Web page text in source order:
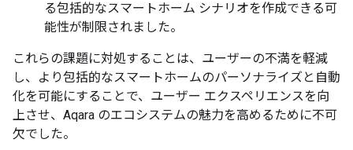
る包括的なスマートホーム シナリオを作成できる可
能性が制限されました。
これらの課題に対処することは、ユーザーの不満を軽減
し、より包括的なスマートホームのパーソナライズと自動
化を可能にすることで、ユーザー エクスペリエンスを向
上させ、Aqara のエコシステムの魅力を高めるために不可
欠でした。